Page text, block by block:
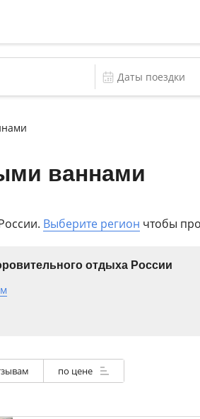
ваннами
Выберите регион чтобы
отдыха России
по цене